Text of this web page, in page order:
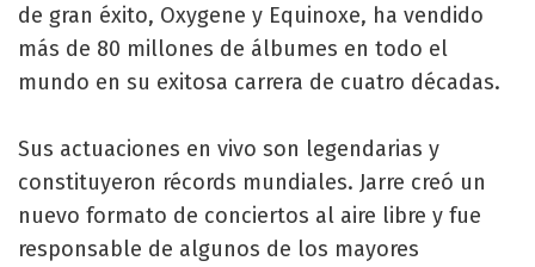
de gran éxito, Oxygene y Equinoxe, ha vendido
más de 80 millones de álbumes en todo el
mundo en su exitosa carrera de cuatro décadas.
Sus actuaciones en vivo son legendarias y
constituyeron récords mundiales. Jarre creó un
nuevo formato de conciertos al aire libre y fue
responsable de algunos de los mayores